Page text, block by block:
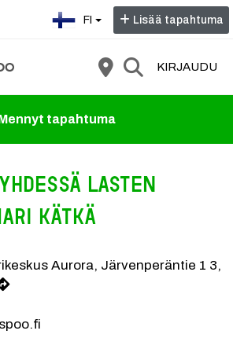
FI Lisää tapahtuma
KIRJAUDU
tapahtuma
lasten
Kätkä
Aurora, Järvenperäntie 1 3,